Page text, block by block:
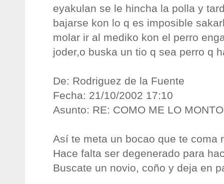
eyakulan se le hincha la polla y
bajarse kon lo q es imposible
molar ir al mediko kon el perro
joder,o buska un tio q sea perro q
De: Rodriguez de la Fuente
Fecha: 21/10/2002 17:10
Asunto: RE: COMO ME LO
Así te meta un bocao que te coma
Hace falta ser degenerado para
Buscate un novio, coño y deja en